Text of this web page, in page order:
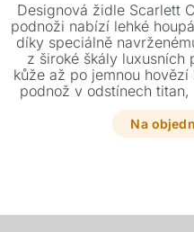
Designová židle Scarlett
podnoži nabízí lehké
díky speciálně
z široké škály luxusních
kůže až po jemnou hovězí
podnož v odstínech
se svým interiérem.
rozměrech 64 x 61 x 84
domova přirozenou
Na